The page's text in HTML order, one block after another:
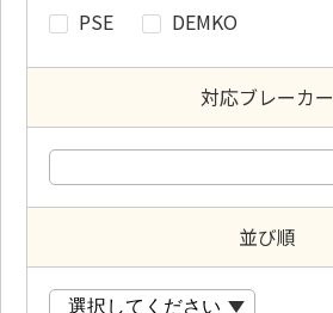
PSE
DEMKO
対応ブレーカー
並び順